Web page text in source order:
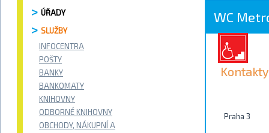
ÚŘADY
SLUŽBY
INFOCENTRA
POŠTY
BANKY
BANKOMATY
KNIHOVNY
ODBORNÉ KNIHOVNY
OBCHODY, NÁKUPNÍ A
WC
Kontakty
Praha 3